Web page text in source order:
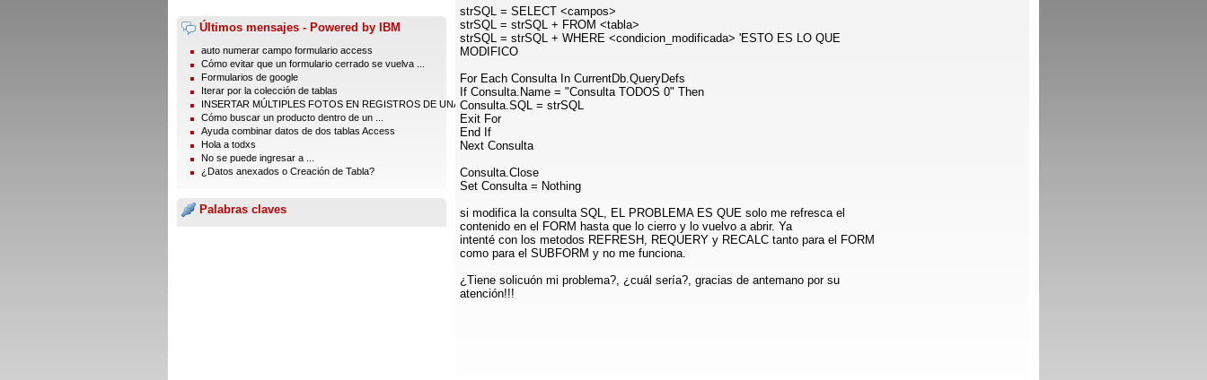
Últimos mensajes - Powered by IBM
auto numerar campo formulario access
Cómo evitar que un formulario cerrado se vuelva ...
Formularios de google
Iterar por la colección de tablas
INSERTAR MÚLTIPLES FOTOS EN REGISTROS DE UNA ...
Cómo buscar un producto dentro de un ...
Ayuda combinar datos de dos tablas Access
Hola a todxs
No se puede ingresar a ...
¿Datos anexados o Creación de Tabla?
Palabras claves
strSQL = SELECT <campos>
strSQL = strSQL + FROM <tabla>
strSQL = strSQL + WHERE <condicion_modificada> 'ESTO ES LO QUE
MODIFICO
For Each Consulta In CurrentDb.QueryDefs
If Consulta.Name = "Consulta TODOS 0" Then
Consulta.SQL = strSQL
Exit For
End If
Next Consulta
Consulta.Close
Set Consulta = Nothing
si modifica la consulta SQL, EL PROBLEMA ES QUE solo me refresca el
contenido en el FORM hasta que lo cierro y lo vuelvo a abrir. Ya
intenté con los metodos REFRESH, REQUERY y RECALC tanto para el FORM
como para el SUBFORM y no me funciona.
¿Tiene solicuón mi problema?, ¿cuál sería?, gracias de antemano por su
atención!!!